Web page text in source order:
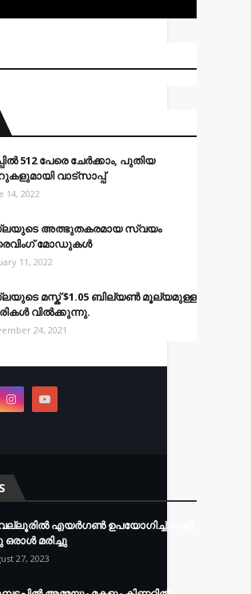
512 പേരെ ചേർക്കാം, പുതിയ
വാട്സാപ്പ്
14, 2022
അത്ഭുതകരമായ സ്വയം
മോഡുകൾ
11, 2022
മസ്ക് $1.05 ബില്യൺ മൂല്യമുള്ള
വിൽക്കുന്നു.
24, 2021
എയർഗൺ ഉപയോഗിച്ച് വെടി
ഒരാൾ മരിച്ചു
27, 2023